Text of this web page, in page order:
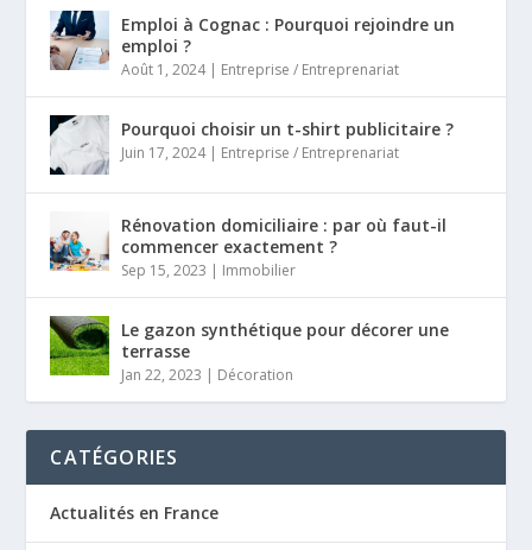
Emploi à Cognac : Pourquoi rejoindre un
emploi ?
Août 1, 2024| Entreprise / Entreprenariat
Pourquoi choisir un t-shirt publicitaire ?
Juin 17, 2024| Entreprise / Entreprenariat
Rénovation domiciliaire : par où faut-il
commencer exactement ?
Sep 15, 2023 | Immobilier
Le gazon synthétique pour décorer une
terrasse
Jan 22, 2023 | Décoration
CATÉGORIES
Actualités en France